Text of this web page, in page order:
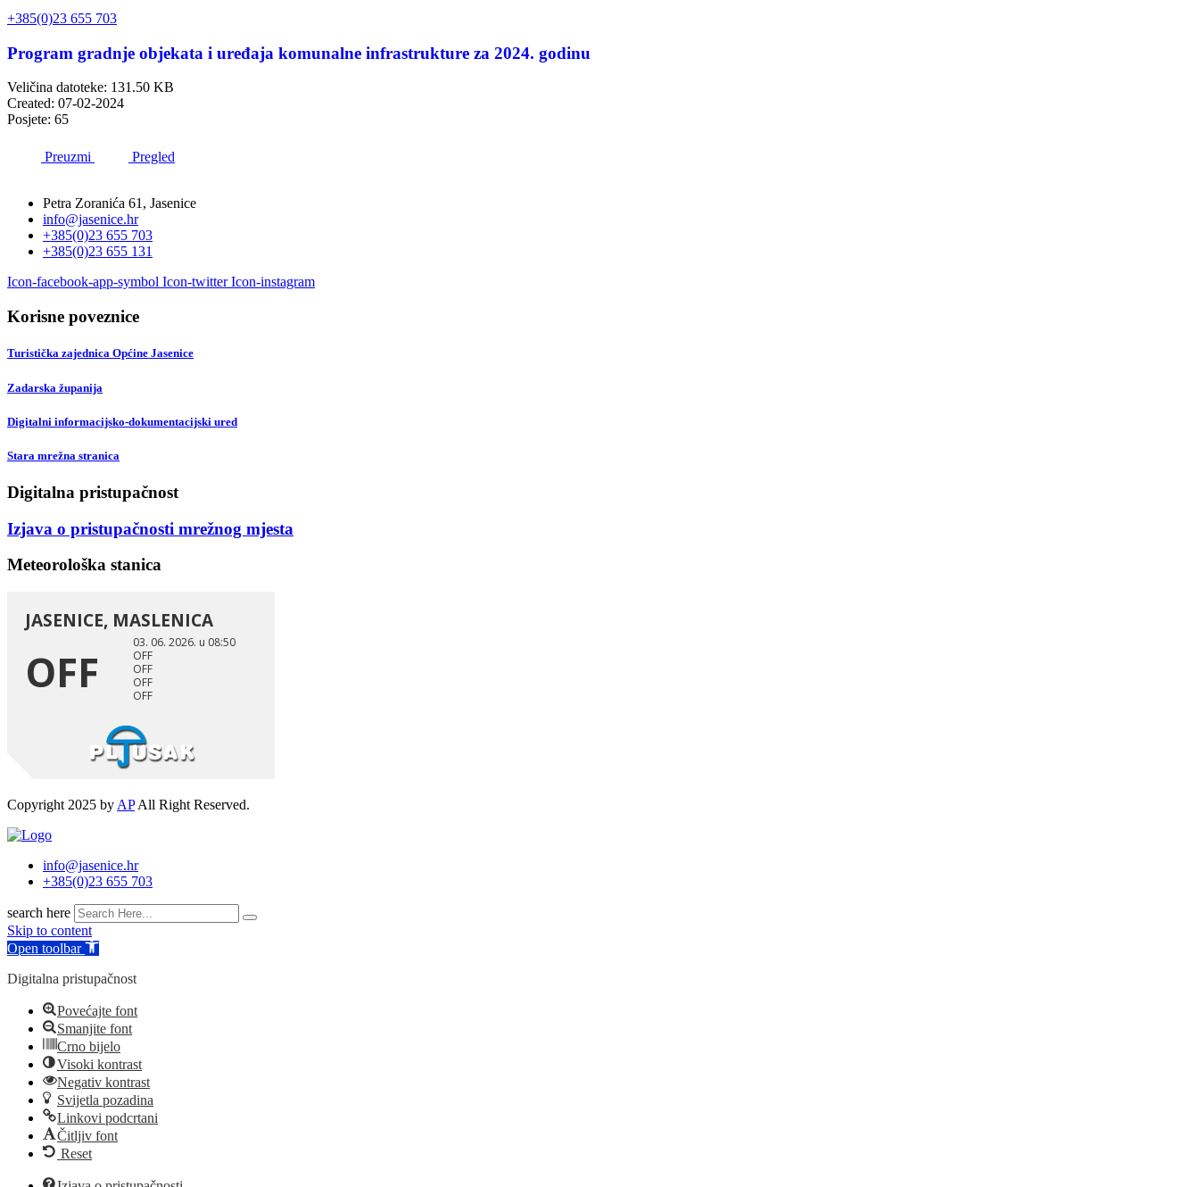
+385(0)23 655 703
Program gradnje objekata i uređaja komunalne infrastrukture za 2024. godinu
Veličina datoteke: 131.50 KB
Created: 07-02-2024
Posjete: 65
Preuzmi Pregled
Petra Zoranića 61, Jasenice
info@jasenice.hr
+385(0)23 655 703
+385(0)23 655 131
Icon-facebook-app-symbol Icon-twitter Icon-instagram
Korisne poveznice
Turistička zajednica Općine Jasenice
Zadarska županija
Digitalni informacijsko-dokumentacijski ured
Stara mrežna stranica
Digitalna pristupačnost
Izjava o pristupačnosti mrežnog mjesta
Meteorološka stanica
Copyright 2025 by APAll Right Reserved.
info@jasenice.hr
+385(0)23 655 703
search here
Skip to content
Open toolbar
Digitalna pristupačnost
Povećajte font
Smanjite font
Crno bijelo
Visoki kontrast
Negativ kontrast
Svijetla pozadina
Linkovi podcrtani
Čitljiv font
Reset